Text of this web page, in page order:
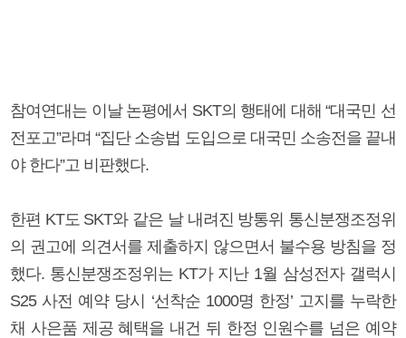
참여연대는 이날 논평에서 SKT의 행태에 대해 “대국민 선
전포고”라며 “집단 소송법 도입으로 대국민 소송전을 끝내
야 한다”고 비판했다.
한편 KT도 SKT와 같은 날 내려진 방통위 통신분쟁조정위
의 권고에 의견서를 제출하지 않으면서 불수용 방침을 정
했다. 통신분쟁조정위는 KT가 지난 1월 삼성전자 갤럭시
S25 사전 예약 당시 ‘선착순 1000명 한정’ 고지를 누락한
채 사은품 제공 혜택을 내건 뒤 한정 인원수를 넘은 예약